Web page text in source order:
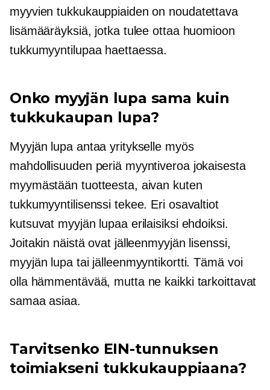
myyvien tukkukauppiaiden on noudatettava
lisämääräyksiä, jotka tulee ottaa huomioon
tukkumyyntilupaa haettaessa.
Onko myyjän lupa sama kuin
tukkukaupan lupa?
Myyjän lupa antaa yritykselle myös
mahdollisuuden periä myyntiveroa jokaisesta
myymästään tuotteesta, aivan kuten
tukkumyyntilisenssi tekee. Eri osavaltiot
kutsuvat myyjän lupaa erilaisiksi ehdoiksi.
Joitakin näistä ovat jälleenmyyjän lisenssi,
myyjän lupa tai jälleenmyyntikortti. Tämä voi
olla hämmentävää, mutta ne kaikki tarkoittavat
samaa asiaa.
Tarvitsenko EIN-tunnuksen
toimiakseni tukkukauppiaana?